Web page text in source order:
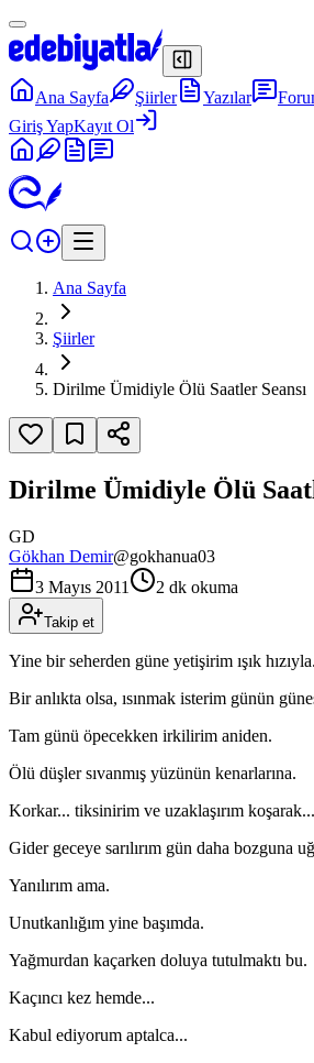
Ana Sayfa Şiirler Yazılar
Giriş YapKayıt Ol
Ana Sayfa
Şiirler
Dirilme Ümidiyle Ölü Saatler Seansı
Dirilme Ümidiyle Ölü
GD
Gökhan Demir@gokhanua03
3 Mayıs 2011
2 dk okuma
Takip et
Yine bir seherden güne yetişirim ışık hızıyla.
Bir anlıkta olsa, ısınmak isterim günün
Tam günü öpecekken irkilirim aniden.
Ölü düşler sıvanmış yüzünün kenarlarına.
Korkar... tiksinirim ve uzaklaşırım koşarak...
Gider geceye sarılırım gün daha bozguna
Yanılırım ama.
Unutkanlığım yine başımda.
Yağmurdan kaçarken doluya tutulmaktı bu.
Kaçıncı kez hemde...
Kabul ediyorum aptalca...